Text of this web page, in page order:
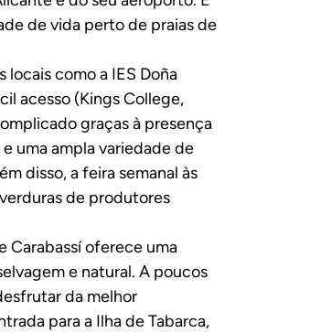
de vida perto de praias de
locais como a IES Doña
acesso (Kings College,
graças à presença
uma ampla variedade de
disso, a feira semanal às
de produtores
Carabassí oferece uma
e natural. A poucos
da melhor
para a Ilha de Tabarca,